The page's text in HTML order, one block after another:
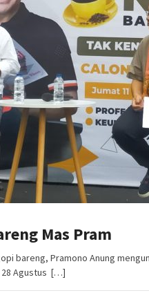
Mas Pram
bareng, Pramono Anung
28 Agustus […]